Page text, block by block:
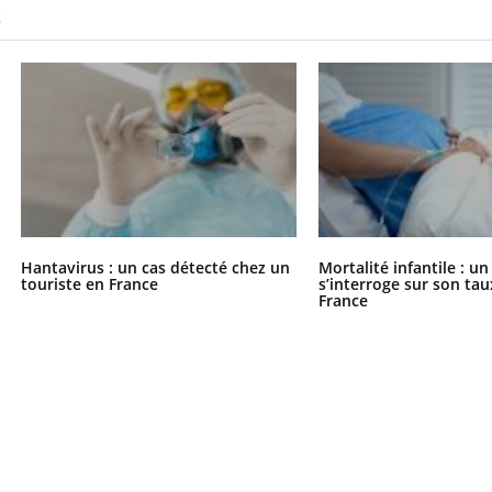
Hantavirus : un cas détecté chez un
touriste en France
Mortalité infantile :
s’interroge sur son
France
« jumeau numérique » pour
l’accès à la médecine
Youtube
lié à un groupe
innove en matière de bilan de
: l'utilisation d'un « jumeau